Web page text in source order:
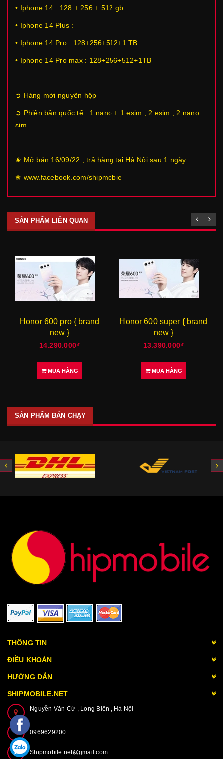
• Iphone 14 : 128 + 256 + 512 gb
• Iphone 14 Plus :
• Iphone 14 Pro : 128+256+512+1 TB
• Iphone 14 Pro max : 128+256+512+1TB
➲ Hàng mới nguyên hộp
➲ Phiên bản quốc tế : 1 nano + 1 esim , 2 esim , 2 nano
sim .
✬ Mở bán 16/09/22 , trả hàng tại Hà Nội sau 1 ngày .
✬ www.facebook.com/shipmobie
SẢN PHẨM LIÊN QUAN
Honor 600 pro { brand
new }
14.290.000₫
MUA HÀNG
Honor 600 super { brand
new }
13.390.000₫
MUA HÀNG
SẢN PHẨM BÁN CHẠY
THÔNG TIN
ĐIỀU KHOẢN
HƯỚNG DẪN
SHIPMOBILE.NET
Nguyễn Văn Cừ , Long Biên , Hà Nội
0969629200
Shipmobile.net@gmail.com